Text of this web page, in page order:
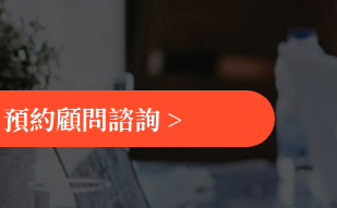
預約顧問諮詢 >